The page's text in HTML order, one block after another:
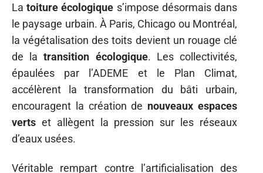
Latoiture écologique s’impose désormais dans
le paysage urbain. À Paris, Chicago ou Montréal,
la végétalisation des toits devient un rouage clé
de latransition écologique. Les collectivités,
épaulées par l’ADEME et le Plan Climat,
accélèrent la transformation du bâti urbain,
encouragent la création de nouveaux espaces
verts et allègent la pression sur les réseaux
d’eaux usées.
Véritable rempart contre l’artificialisation des